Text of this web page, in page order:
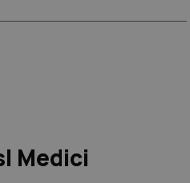
Medici